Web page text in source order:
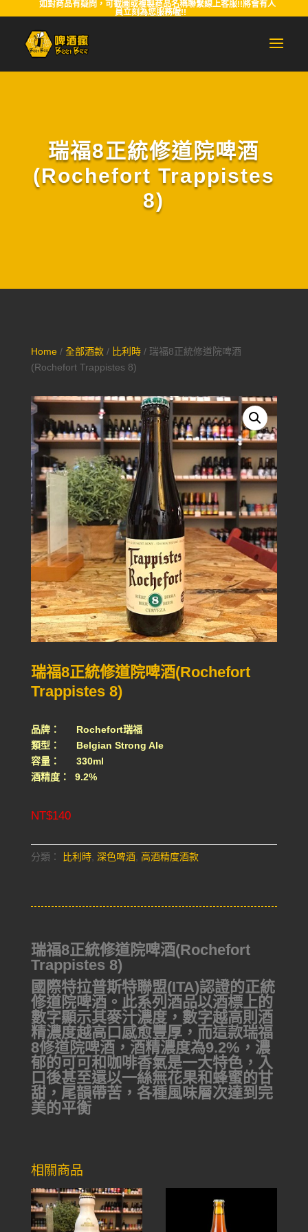
如對商品有疑問，可截圖或複製商品名稱聯繫線上客服!!將會有人
員立刻為您服務喔!!
瑞福8正統修道院啤酒
(Rochefort Trappistes
8)
Home/ 全部酒款/ 比利時/ 瑞福8正統修道院啤酒
(Rochefort Trappistes 8)
瑞福8正統修道院啤酒(Rochefort
Trappistes 8)
品牌： Rochefort瑞福
類型： Belgian Strong Ale
容量： 330ml
酒精度： 9.2%
NT$140
分類： 比利時, 深色啤酒, 高酒精度酒款
瑞福8正統修道院啤酒(Rochefort
Trappistes 8)
國際特拉普斯特聯盟(ITA)認證的正統
修道院啤酒。此系列酒品以酒標上的
數字顯示其麥汁濃度，數字越高則酒
精濃度越高口感愈豐厚，而這款瑞福
8修道院啤酒，酒精濃度為9.2%，濃
郁的可可和咖啡香氣是一大特色，入
口後甚至還以一絲無花果和蜂蜜的甘
甜，尾韻帶苦，各種風味層次達到完
美的平衡
相關商品